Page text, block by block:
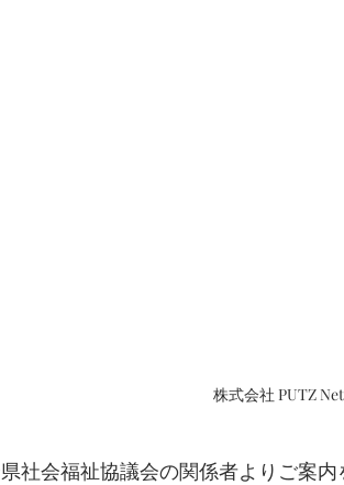
株式会社 PUTZ
社会福祉協議会の関係者よりご案